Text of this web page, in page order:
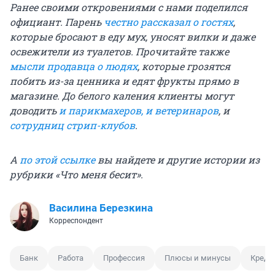
Ранее своими откровениями с нами поделился
официант. Парень честно рассказал о гостях,
которые бросают в еду мух, уносят вилки и даже
освежители из туалетов. Прочитайте также
мысли продавца о людях, которые грозятся
побить из-за ценника и едят фрукты прямо в
магазине. До белого каления клиенты могут
доводитьи парикмахеров,и ветеринаров, и
сотрудниц стрип-клубов.
Апо этой ссылкевы найдете и другие истории из
рубрики «Что меня бесит».
Василина Березкина
Корреспондент
Банк Работа Профессия Плюсы и минусы